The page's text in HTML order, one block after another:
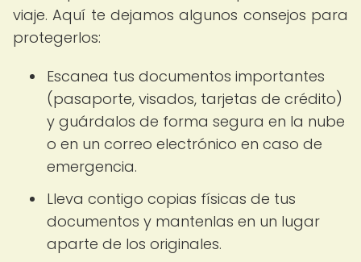
viaje. Aquí te dejamos algunos consejos para
protegerlos:
Escanea tus documentos importantes
(pasaporte, visados, tarjetas de crédito)
y guárdalos de forma segura en la nube
o en un correo electrónico en caso de
emergencia.
Lleva contigo copias físicas de tus
documentos y mantenlas en un lugar
aparte de los originales.